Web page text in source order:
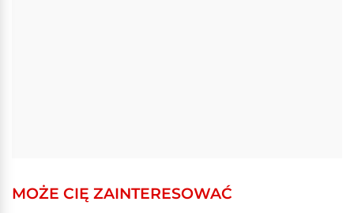
MOŻE CIĘ ZAINTERESOWAĆ